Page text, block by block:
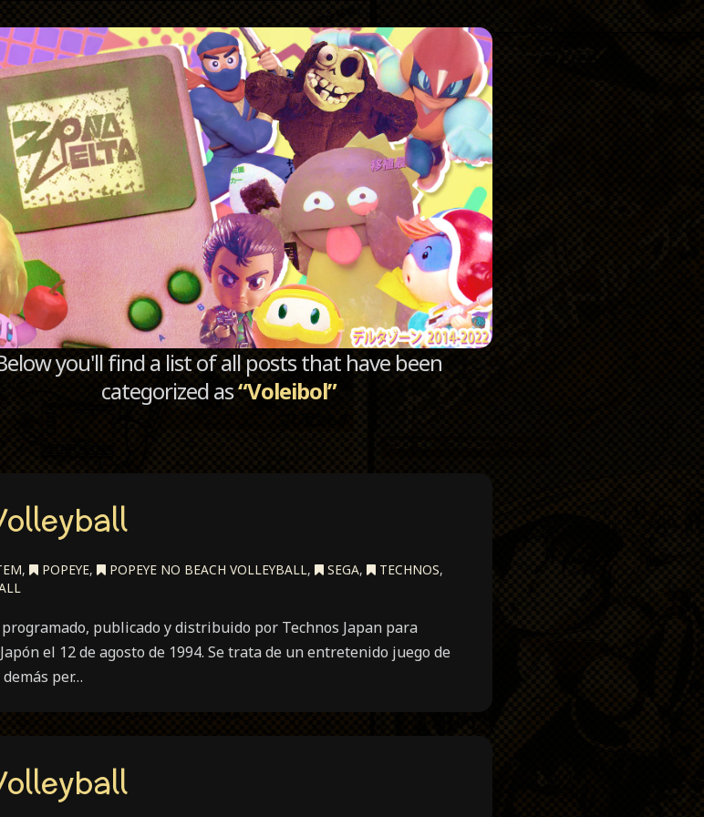
you'll find a list of all posts that have been
categorized as“Voleibol”
, POPEYE, POPEYE NO BEACH VOLLEYBALL, SEGA, TECHNOS,
publicado y distribuido por Technos Japan para
el 12 de agosto de 1994. Se trata de un entretenido juego de
per…